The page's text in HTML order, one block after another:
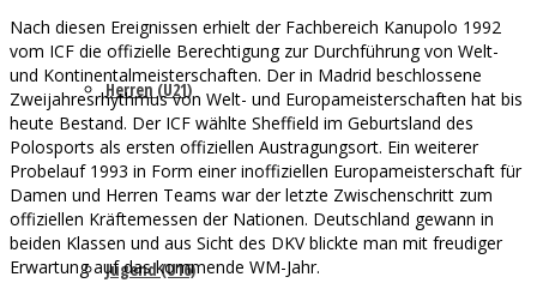
Herren (U21)
Jugend (U16)
Nach diesen Ereignissen erhielt der Fachbereich Kanupolo 1992
vom ICF die offizielle Berechtigung zur Durchführung von Welt-
und Kontinentalmeisterschaften. Der in Madrid beschlossene
Zweijahresrhythmus von Welt- und Europameisterschaften hat bis
heute Bestand. Der ICF wählte Sheffield im Geburtsland des
Polosports als ersten offiziellen Austragungsort. Ein weiterer
Probelauf 1993 in Form einer inoffiziellen Europameisterschaft für
Damen und Herren Teams war der letzte Zwischenschritt zum
offiziellen Kräftemessen der Nationen. Deutschland gewann in
beiden Klassen und aus Sicht des DKV blickte man mit freudiger
Erwartung auf das kommende WM-Jahr.